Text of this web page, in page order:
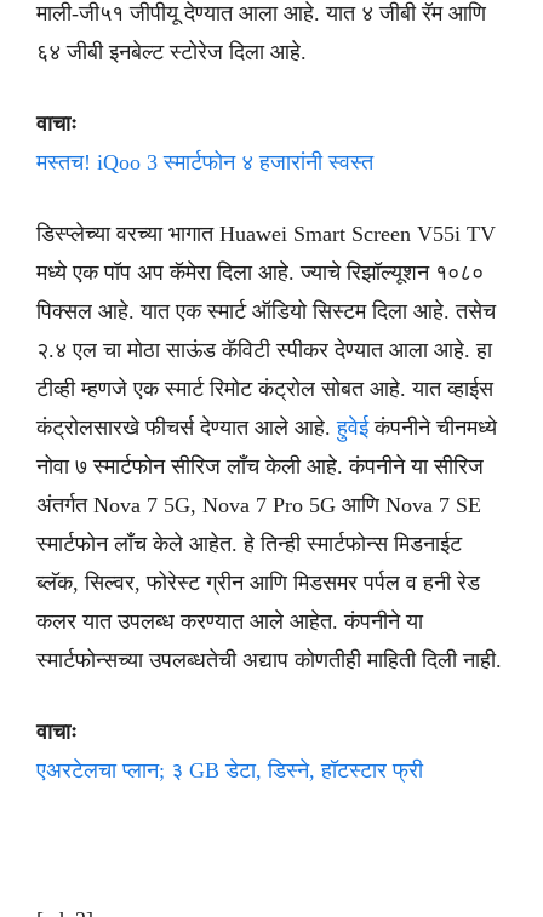
माली-जी५१ जीपीयू देण्यात आला आहे. यात ४ जीबी रॅम आणि
६४ जीबी इनबेल्ट स्टोरेज दिला आहे.
वाचाः
मस्तच! iQoo 3 स्मार्टफोन ४ हजारांनी स्वस्त
डिस्प्लेच्या वरच्या भागात Huawei Smart Screen V55i TV
मध्ये एक पॉप अप कॅमेरा दिला आहे. ज्याचे रिझॉल्यूशन १०८०
पिक्सल आहे. यात एक स्मार्ट ऑडियो सिस्टम दिला आहे. तसेच
२.४ एल चा मोठा साऊंड कॅविटी स्पीकर देण्यात आला आहे. हा
टीव्ही म्हणजे एक स्मार्ट रिमोट कंट्रोल सोबत आहे. यात व्हाईस
कंट्रोलसारखे फीचर्स देण्यात आले आहे.हुवेईकंपनीने चीनमध्ये
नोवा ७ स्मार्टफोन सीरिज लाँच केली आहे. कंपनीने या सीरिज
अंतर्गत Nova 7 5G, Nova 7 Pro 5G आणि Nova 7 SE
स्मार्टफोन लाँच केले आहेत. हे तिन्ही स्मार्टफोन्स मिडनाईट
ब्लॅक, सिल्वर, फोरेस्ट ग्रीन आणि मिडसमर पर्पल व हनी रेड
कलर यात उपलब्ध करण्यात आले आहेत. कंपनीने या
स्मार्टफोन्सच्या उपलब्धतेची अद्याप कोणतीही माहिती दिली नाही.
वाचाः
एअरटेलचा प्लान; ३ GB डेटा, डिस्ने, हॉटस्टार फ्री